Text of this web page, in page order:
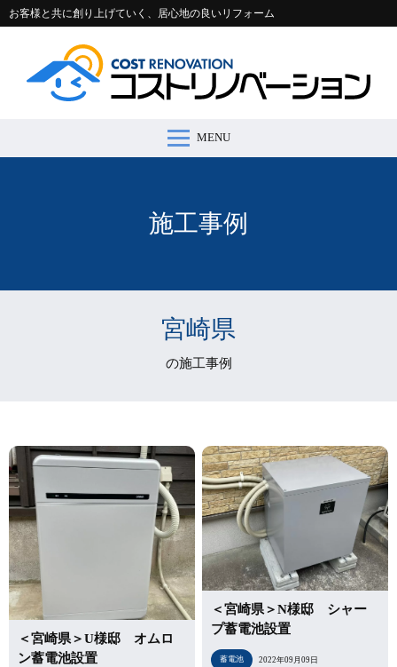
お客様と共に創り上げていく、居心地の良いリフォーム
MENU
施工事例
宮崎県
の施工事例
＜宮崎県＞U様邸 オムロ
ン蓄電池設置
＜宮崎県＞N様邸 シャー
プ蓄電池設置
蓄電池 2022年09月09日